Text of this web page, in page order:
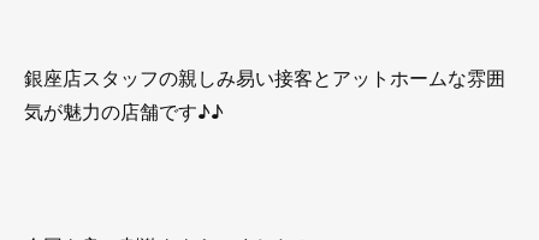
銀座店スタッフの親しみ易い接客とアットホームな雰囲
気が魅力の店舗です♪♪